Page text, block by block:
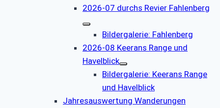
2026-07 durchs Revier Fahlenberg
Bildergalerie: Fahlenberg
2026-08 Keerans Range und
Havelblick
Bildergalerie: Keerans Range
und Havelblick
Jahresauswertung Wanderungen